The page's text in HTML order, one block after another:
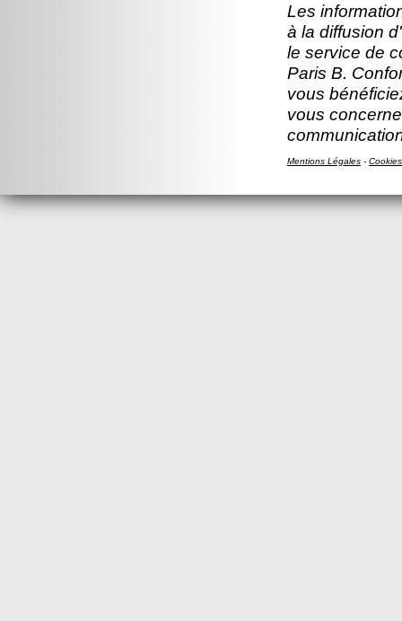
Les
à la diffusion
le service de
Paris B.
vous
vous
Mentions Légales - Cookies